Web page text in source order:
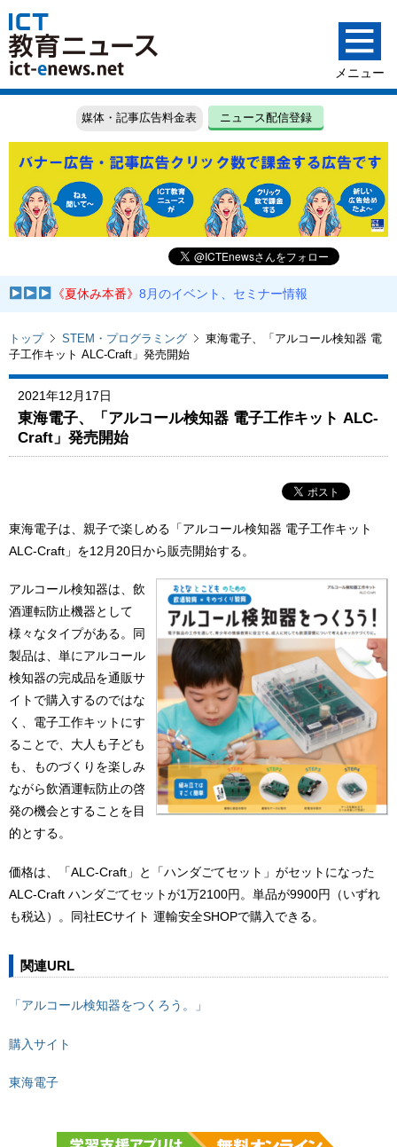
媒体・記事広告料金表 ニュース配信登録
《夏休み本番》8月のイベント、セミナー情報
トップ STEM・プログラミング
東海電子、「アルコール検知器 電
子工作キット ALC-Craft」発売開始
2021年12月17日
東海電子、「アルコール検知器 電子工作キット ALC-
Craft」発売開始
東海電⼦は、親⼦で楽しめる「アルコール検知器 電⼦⼯作キット
ALC-Craft」を12月20日から販売開始する。
アルコール検知器は、飲
酒運転防⽌機器として
様々なタイプがある。同
製品は、単にアルコール
検知器の完成品を通販サ
イトで購⼊するのではな
く、電⼦⼯作キットにす
ることで、⼤⼈も⼦ども
も、ものづくりを楽しみ
ながら飲酒運転防⽌の啓
発の機会とすることを⽬
的とする。
価格は、「ALC-Craft」と「ハンダごてセット」がセットになった
ALC-Craft ハンダごてセットが1万2100円。単品が9900円（いずれ
も税込）。同社ECサイト 運輸安全SHOPで購⼊できる。
関連URL
「アルコール検知器をつくろう。」
購入サイト
東海電子